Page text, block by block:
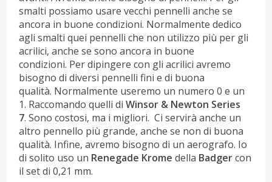
smalti possiamo usare vecchi pennelli anche se
ancora in buone condizioni. Normalmente dedico
agli smalti quei pennelli che non utilizzo più per gli
acrilici, anche se sono ancora in buone
condizioni. Per dipingere con gli acrilici avremo
bisogno di diversi pennelli fini e di buona
qualità. Normalmente useremo un numero 0 e un
1. Raccomando quelli diWinsor & Newton Series
7. Sono costosi, ma i migliori. Ci servirà anche un
altro pennello più grande, anche se non di buona
qualità. Infine, avremo bisogno di un aerografo. Io
di solito uso un Renegade Krome della Badgercon
il set di 0,21 mm.